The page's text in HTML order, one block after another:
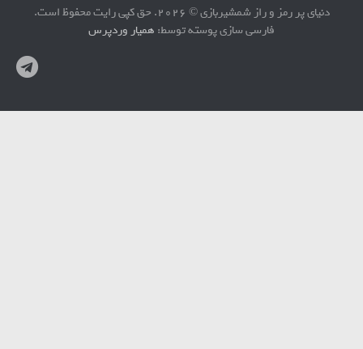
دنیای پر رمز و راز شمشیربازی © 2026. حق کپی رایت محفوظ است.
فارسی سازی پوسته توسط:همیار وردپرس